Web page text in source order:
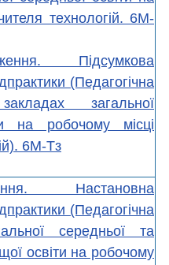
технологій. 6М-
Підсумкова
(Педагогічна
загальної
на робочому місці
6М-Тз
Настановна
(Педагогічна
середньої та
освіти на робочому